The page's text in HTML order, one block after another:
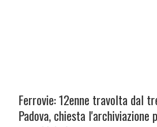
Ferrovie: 12enne travolta dal
Padova, chiesta l'archiviazione